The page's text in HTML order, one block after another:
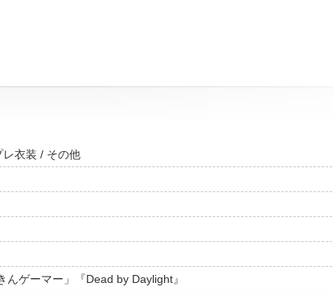
レ衣装 / その他
んゲーマー」『Dead by Daylight』